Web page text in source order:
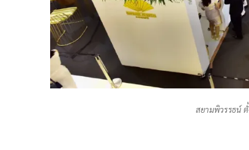
สยามพิวรรธน์